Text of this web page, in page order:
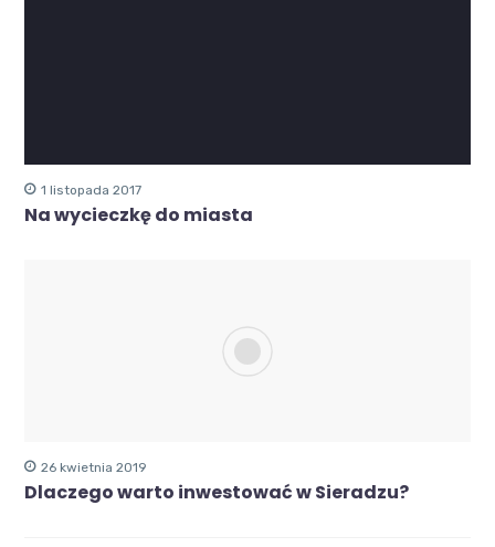
1 listopada 2017
Na wycieczkę do miasta
26 kwietnia 2019
Dlaczego warto inwestować w Sieradzu?